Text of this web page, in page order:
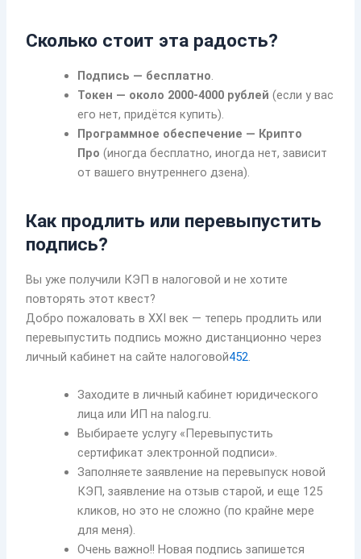
Сколько стоит эта радость?
Подпись — бесплатно.
Токен — около 2000-4000 рублей (если у вас
его нет, придётся купить).
Программное обеспечение — Крипто
Про (иногда бесплатно, иногда нет, зависит
от вашего внутреннего дзена).
Как продлить или перевыпустить
подпись?
Вы уже получили КЭП в налоговой и не хотите
повторять этот квест?
Добро пожаловать в XXI век — теперь продлить или
перевыпустить подпись можно дистанционно через
личный кабинет на сайте налоговой452.
Заходите в личный кабинет юридического
лица или ИП на nalog.ru.
Выбираете услугу «Перевыпустить
сертификат электронной подписи».
Заполняете заявление на перевыпуск новой
КЭП, заявление на отзыв старой, и еще 125
кликов, но это не сложно (по крайне мере
для меня).
Очень важно!! Новая подпись запишется